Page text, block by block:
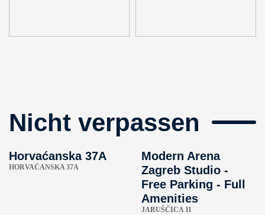
Nicht verpassen
Horvaćanska 37A
HORVAĆANSKA 37A
Modern Arena
Zagreb Studio -
Free Parking - Full
Amenities
JARUŠČICA 11